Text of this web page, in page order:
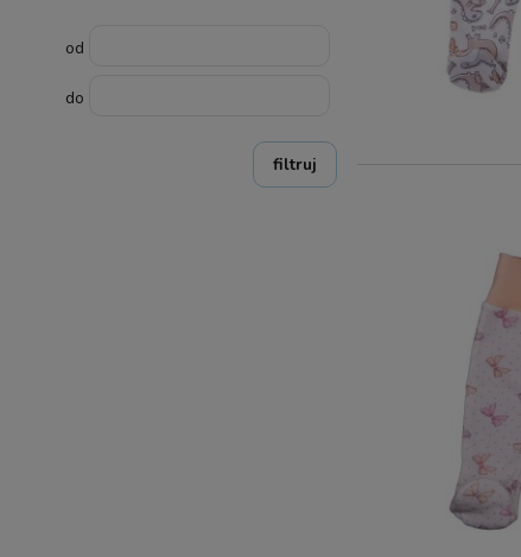
od
do
filtruj